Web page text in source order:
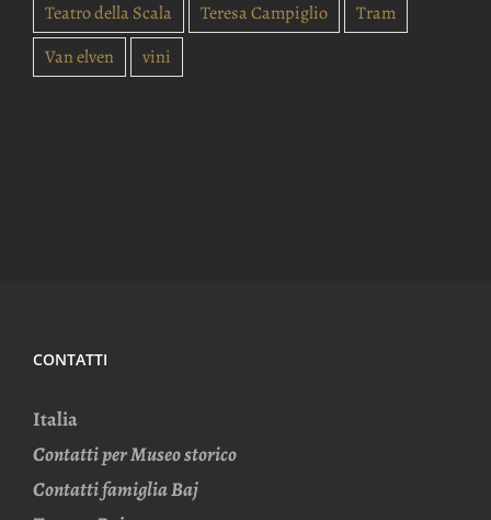
Teatro della Scala
Teresa Campiglio
Tram
Van elven
vini
CONTATTI
Italia
Contatti per Museo storico
Contatti famiglia Baj